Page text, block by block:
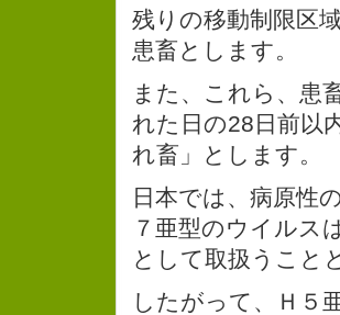
残りの移動制限区
患畜とします。
また、これら、患
れた日の28日前以
れ畜」とします。
日本では、病原性
７亜型のウイルス
として取扱うこと
したがって、Ｈ５